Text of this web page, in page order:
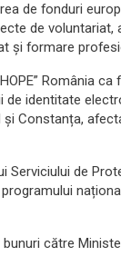
de fonduri
de voluntariat,
și formare
România
de identitate
Constanța,
Serviciului de
către